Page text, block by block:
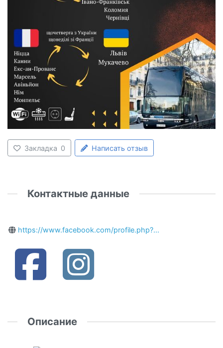
Закладка 0 Написать отзыв
Контактные данные
https://www.facebook.com/profile.php?...
Описание